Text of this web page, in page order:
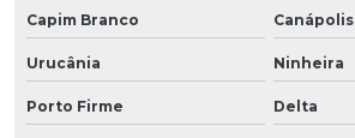
Capim Branco Canápolis
Urucânia Ninheira
Porto Firme Delta